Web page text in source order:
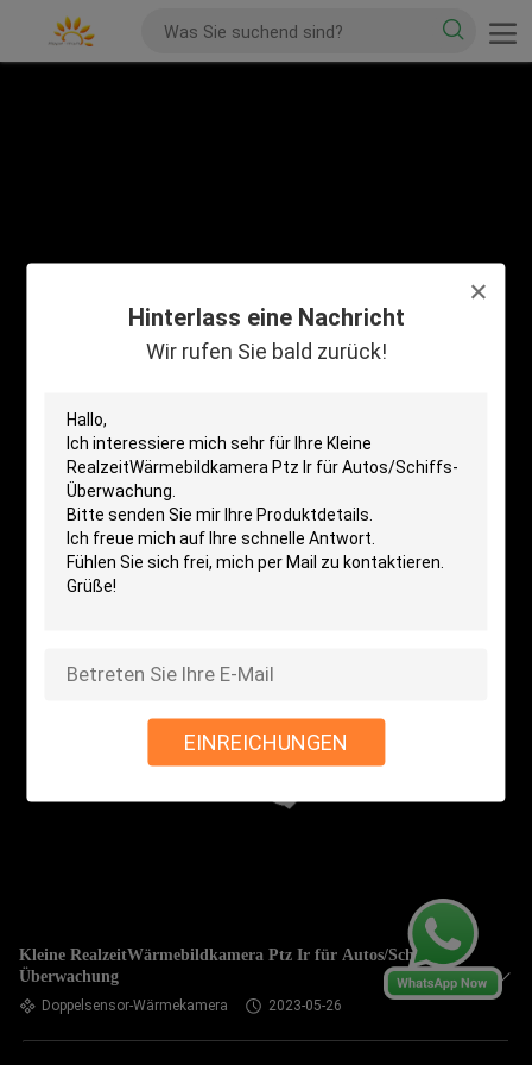
Hinterlass eine Nachricht
Wir rufen Sie bald zurück!
EINREICHUNGEN
Kleine RealzeitWärmebildkamera Ptz Ir für Autos/Schiffs-
Überwachung
Doppelsensor-Wärmekamera 2023-05-26